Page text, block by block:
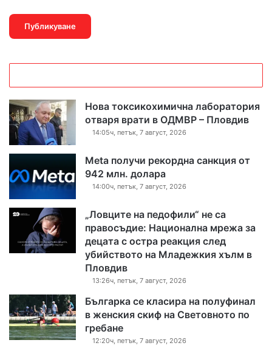
Нова токсикохимична лаборатория
отваря врати в ОДМВР – Пловдив
14:05ч, петък, 7 август, 2026
Meta получи рекордна санкция от
942 млн. долара
14:00ч, петък, 7 август, 2026
„Ловците на педофили“ не са
правосъдие: Национална мрежа за
децата с остра реакция след
убийството на Младежкия хълм в
Пловдив
13:26ч, петък, 7 август, 2026
Българка се класира на полуфинал
в женския скиф на Световното по
гребане
12:20ч, петък, 7 август, 2026